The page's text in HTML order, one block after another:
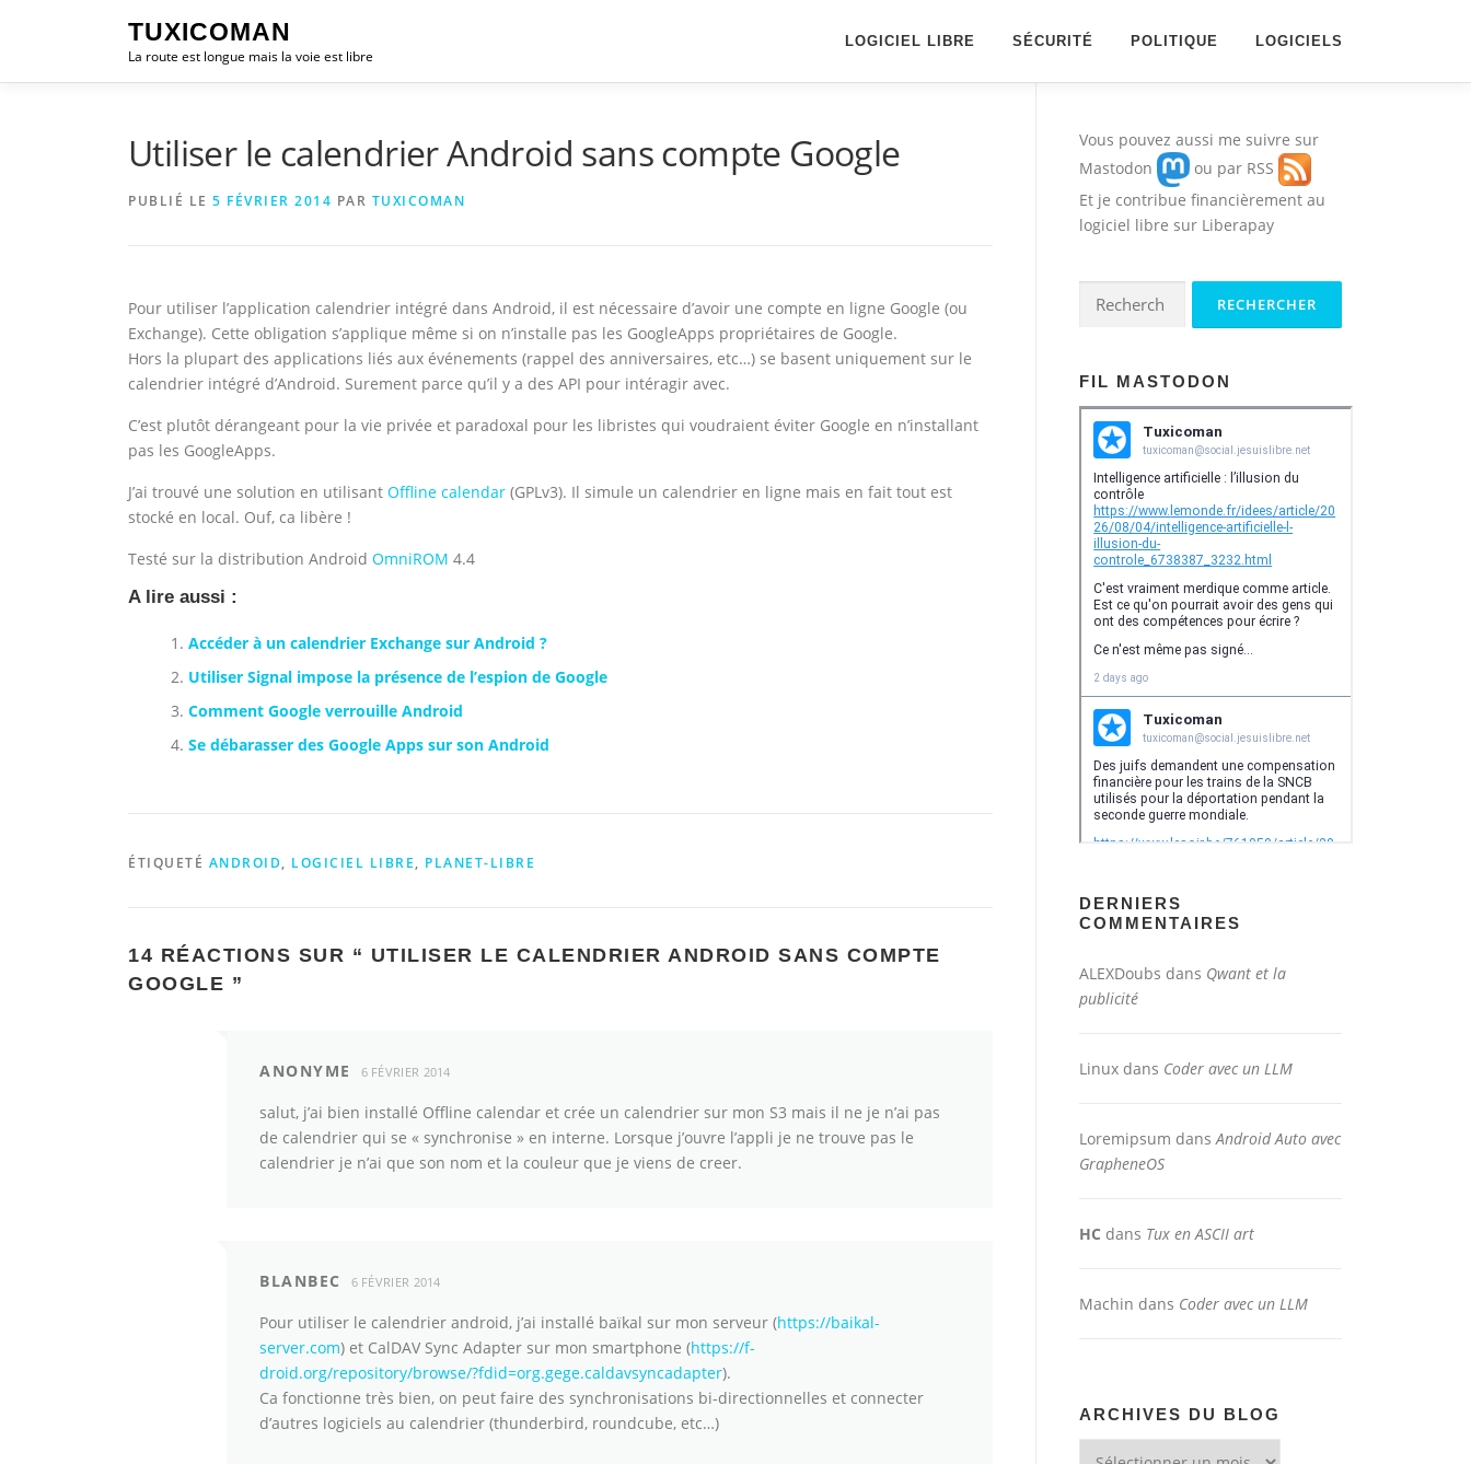
TUXICOMAN
La route est longue mais la voie est libre
LOGICIEL LIBRE SÉCURITÉ POLITIQUE LOGICIELS
Utiliser le calendrier Android sans compte Google
PUBLIÉ LE 5 FÉVRIER 2014 PAR TUXICOMAN
Pour utiliser l’application calendrier intégré dans Android, il est nécessaire d’avoir une compte en ligne Google (ou
Exchange). Cette obligation s’applique même si on n’installe pas les GoogleApps propriétaires de Google.
Hors la plupart des applications liés aux événements (rappel des anniversaires, etc…) se basent uniquement sur le
calendrier intégré d’Android. Surement parce qu’il y a des API pour intéragir avec.
C’est plutôt dérangeant pour la vie privée et paradoxal pour les libristes qui voudraient éviter Google en n’installant
pas les GoogleApps.
J’ai trouvé une solution en utilisant Offline calendar (GPLv3). Il simule un calendrier en ligne mais en fait tout est
stocké en local. Ouf, ca libère !
Testé sur la distribution Android OmniROM 4.4
A lire aussi :
Accéder à un calendrier Exchange sur Android ?
Utiliser Signal impose la présence de l’espion de Google
Comment Google verrouille Android
Se débarasser des Google Apps sur son Android
ÉTIQUETÉ ANDROID, LOGICIEL LIBRE, PLANET-LIBRE
14 RÉACTIONS SUR “ UTILISER LE CALENDRIER ANDROID SANS COMPTE
GOOGLE ”
ANONYME 6 FÉVRIER 2014
salut, j’ai bien installé Offline calendar et crée un calendrier sur mon S3 mais il ne je n’ai pas
de calendrier qui se « synchronise » en interne. Lorsque j’ouvre l’appli je ne trouve pas le
calendrier je n’ai que son nom et la couleur que je viens de creer.
BLANBEC 6 FÉVRIER 2014
Pour utiliser le calendrier android, j’ai installé baïkal sur mon serveur (https://baikal-
server.com) et CalDAV Sync Adapter sur mon smartphone (https://f-
droid.org/repository/browse/?fdid=org.gege.caldavsyncadapter).
Ca fonctionne très bien, on peut faire des synchronisations bi-directionnelles et connecter
d’autres logiciels au calendrier (thunderbird, roundcube, etc…)
Vous pouvez aussi me suivre sur
Mastodon
ou par RSS
Et je contribue financièrement au
logiciel libre sur Liberapay
Rechercher :
FIL MASTODON
DERNIERS
COMMENTAIRES
ALEXDoubs dans Qwant et la
publicité
Linux dans Coder avec un LLM
Loremipsum dansAndroid Auto avec
GrapheneOS
HC dans Tux en ASCII art
Machin dans Coder avec un LLM
ARCHIVES DU BLOG